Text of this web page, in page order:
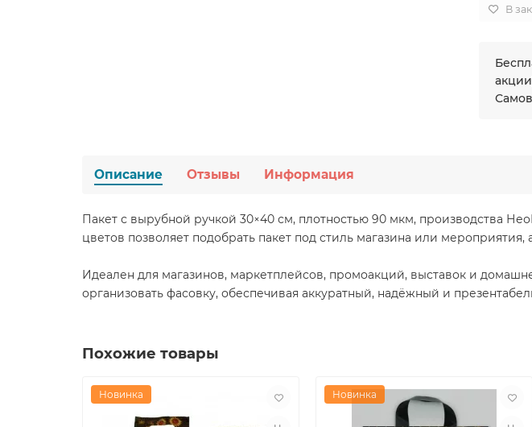
В
Описание Отзывы Информация
Пакет с вырубной ручкой 30×40 см, плотностью 90 мкм, производства
цветов позволяет подобрать пакет под стиль магазина или
Идеален для магазинов, маркетплейсов, промоакций, выставок и
организовать фасовку, обеспечивая аккуратный, надёжный и
Похожие товары
Новинка Новинка